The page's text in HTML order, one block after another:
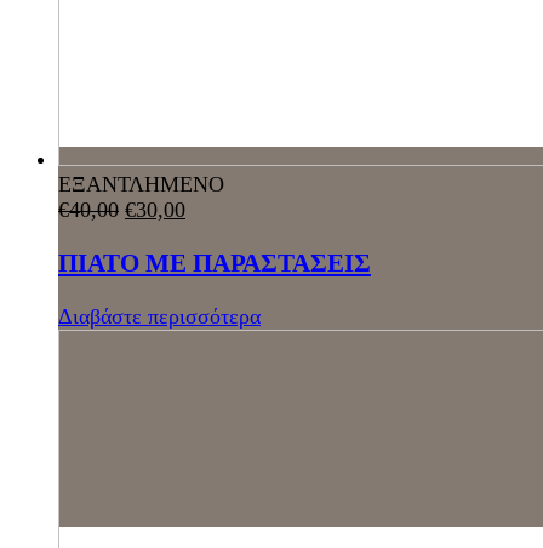
ΕΞΑΝΤΛΗΜΕΝΟ
€40,00 €30,00
ΠΙΑΤΟ ΜΕ ΠΑΡΑΣΤΑΣΕΙΣ
Διαβάστε περισσότερα